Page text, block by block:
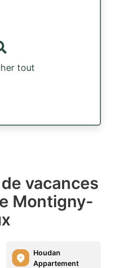
tout
vacances
Montigny-
Houdan
Appartement